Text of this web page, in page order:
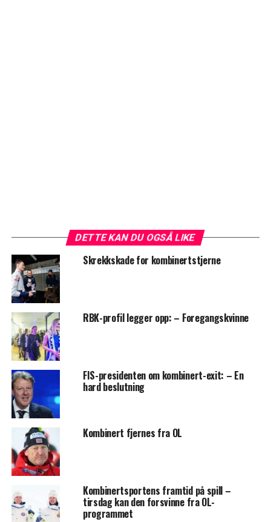
DETTE KAN DU OGSÅ LIKE
Skrekkskade for kombinertstjerne
RBK-profil legger opp: – Foregangskvinne
FIS-presidenten om kombinert-exit: – En
hard beslutning
Kombinert fjernes fra OL
Kombinertsportens framtid på spill –
tirsdag kan den forsvinne fra OL-
programmet